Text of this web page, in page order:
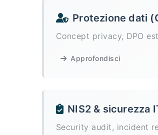
Protezione dati
Concept privacy, DPO
Approfondisci
NIS2 & sicurezza
Security audit, incident